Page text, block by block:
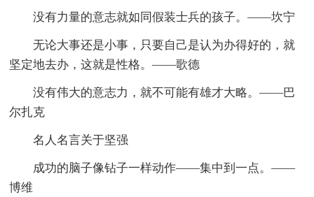
没有力量的意志就如同假装士兵的孩子。——坎宁
无论大事还是小事，只要自己是认为办得好的，就
坚定地去办，这就是性格。——歌德
没有伟大的意志力，就不可能有雄才大略。——巴
尔扎克
名人名言关于坚强
成功的脑子像钻子一样动作——集中到一点。——
博维